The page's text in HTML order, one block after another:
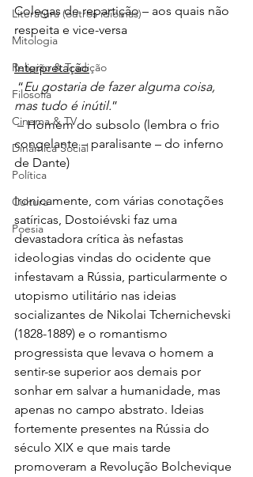
Literatura (outros idiomas)
Mitologia
Religião & Tradição
Filosofia
Cinema & TV
Dinâmica Social
Política
Cultura
Poesia
Colegas de repartição – aos quais não
respeita e vice-versa
Interpretação
“Eu gostaria de fazer alguma coisa,
mas tudo é inútil.”
– Homem do subsolo (lembra o frio
congelante – paralisante – do inferno
de Dante)
Ironicamente, com várias conotações
satíricas, Dostoiévski faz uma
devastadora crítica às nefastas
ideologias vindas do ocidente que
infestavam a Rússia, particularmente o
utopismo utilitário nas ideias
socializantes de Nikolai Tchernichevski
(1828-1889) e o romantismo
progressista que levava o homem a
sentir-se superior aos demais por
sonhar em salvar a humanidade, mas
apenas no campo abstrato. Ideias
fortemente presentes na Rússia do
século XIX e que mais tarde
promoveram a Revolução Bolchevique